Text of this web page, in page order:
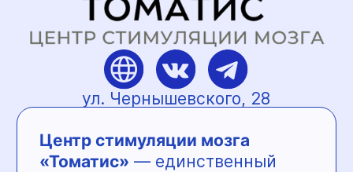
В 4МАМА помогают готовиться
к родам спокойно и осознанно.
В магазине регулярно проходит
школа для будущих родителей
с Анной Компанец —
заведующей отделением
новорождённых 9 роддома,
сопровождающим женщин
в родах. Совместно с Яной